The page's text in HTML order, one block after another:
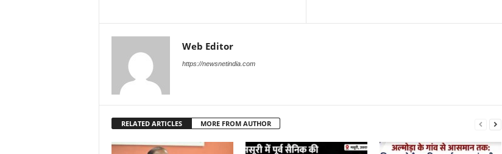
Web Editor
https://newsnetindia.com
RELATED ARTICLES MORE FROM AUTHOR